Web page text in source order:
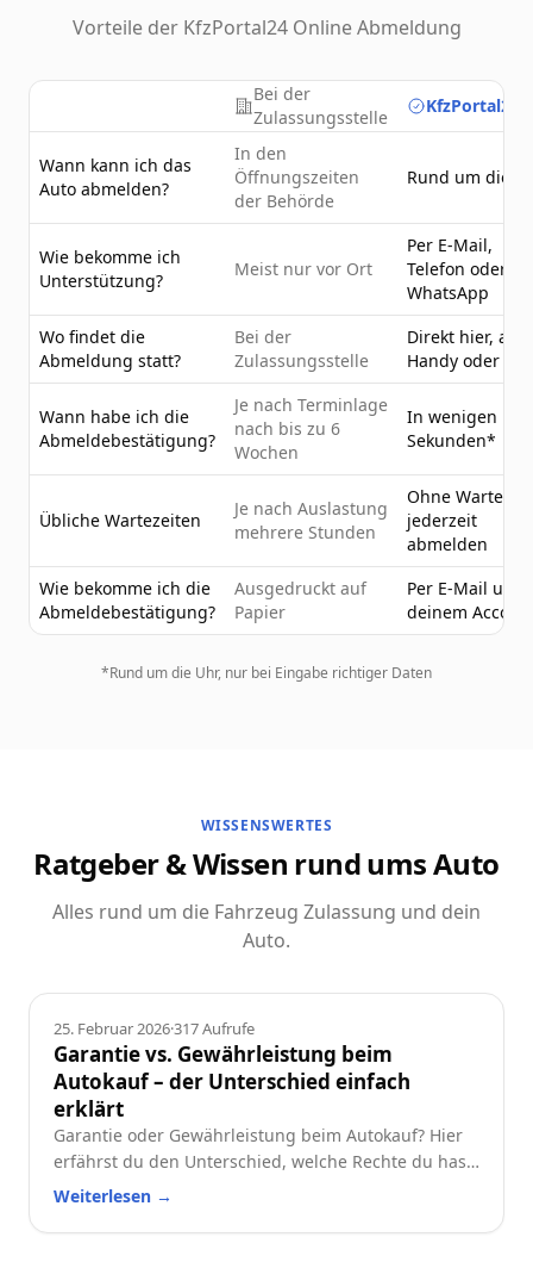
Vorteile der KfzPortal24 Online Abmeldung
Bei der
Zulassungsstelle
Wann kann ich das
Auto abmelden?
In den
Öffnungszeiten
der Behörde
Rund um die
Wie bekomme ich
Unterstützung?
Meist nur vor Ort
Per E-Mail,
Telefon oder
WhatsApp
Wo findet die
Abmeldung statt?
Bei der
Zulassungsstelle
Direkt hier, am
Handy oder PC
Wann habe ich die
Abmeldebestätigung?
Je nach Terminlage
nach bis zu 6
Wochen
In wenigen
Sekunden*
Übliche Wartezeiten
Je nach Auslastung
mehrere Stunden
Ohne Wartezeit
jederzeit
abmelden
Wie bekomme ich die
Abmeldebestätigung?
Ausgedruckt auf
Papier
Per E-Mail und
deinem
*Rund um die Uhr, nur bei Eingabe richtiger Daten
WISSENSWERTES
Ratgeber & Wissen rund ums Auto
Alles rund um die Fahrzeug Zulassung und dein
Auto.
Ratgeber
25. Februar 2026·317Aufrufe
Garantie vs. Gewährleistung beim
Autokauf – der Unterschied einfach
erklärt
Garantie oder Gewährleistung beim Autokauf? Hier
erfährst du den Unterschied, welche Rechte du hast
und worauf du beim Neu- oder Gebrauchtwagen
Weiterlesen →